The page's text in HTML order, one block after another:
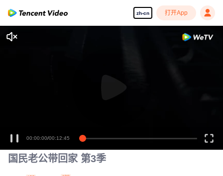
zh-cn 打开App
00:00:00/00:12:45
国民老公带回家 第3季